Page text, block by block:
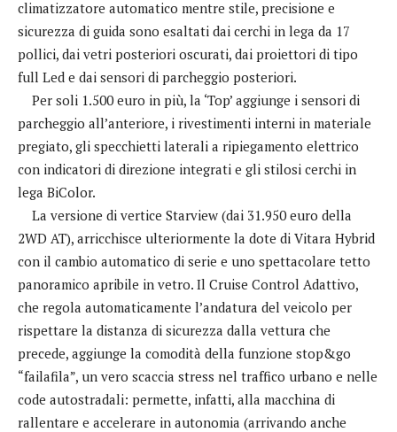
climatizzatore automatico mentre stile, precisione e
sicurezza di guida sono esaltati dai cerchi in lega da 17
pollici, dai vetri posteriori oscurati, dai proiettori di tipo
full Led e dai sensori di parcheggio posteriori.
Per soli 1.500 euro in più, la ‘Top’ aggiunge i sensori di
parcheggio all’anteriore, i rivestimenti interni in materiale
pregiato, gli specchietti laterali a ripiegamento elettrico
con indicatori di direzione integrati e gli stilosi cerchi in
lega BiColor.
La versione di vertice Starview (dai 31.950 euro della
2WD AT), arricchisce ulteriormente la dote di Vitara Hybrid
con il cambio automatico di serie e uno spettacolare tetto
panoramico apribile in vetro. Il Cruise Control Adattivo,
che regola automaticamente l’andatura del veicolo per
rispettare la distanza di sicurezza dalla vettura che
precede, aggiunge la comodità della funzione stop&go
“failafila”, un vero scaccia stress nel traffico urbano e nelle
code autostradali: permette, infatti, alla macchina di
rallentare e accelerare in autonomia (arrivando anche